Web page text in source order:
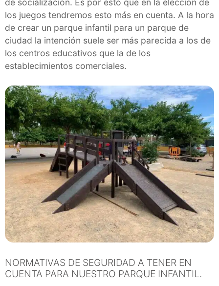
de socialización. Es por esto que en la elección de
los juegos tendremos esto más en cuenta. A la hora
de crear un parque infantil para un parque de
ciudad la intención suele ser más parecida a los de
los centros educativos que la de los
establecimientos comerciales.
NORMATIVAS DE SEGURIDAD A TENER EN
CUENTA PARA NUESTRO PARQUE INFANTIL.